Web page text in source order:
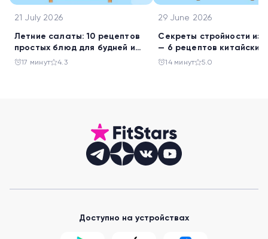
21 July 2026
Летние салаты: 10 рецептов
простых блюд для будней и
праздника
17 минут 4.3
29 June 2026
Секреты стройности из
— 6 рецептов китайских
салатов
14 минут 5.0
Доступно на устройствах